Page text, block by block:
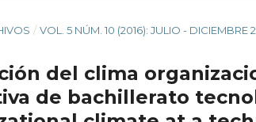
/ VOL. 5 NÚM. 10 (2016): JULIO - DICIEMBRE
del clima
de bachillerato